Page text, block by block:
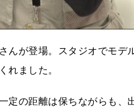
んが登場。スタジオでモ
れました。
定の距離は保ちながらも、